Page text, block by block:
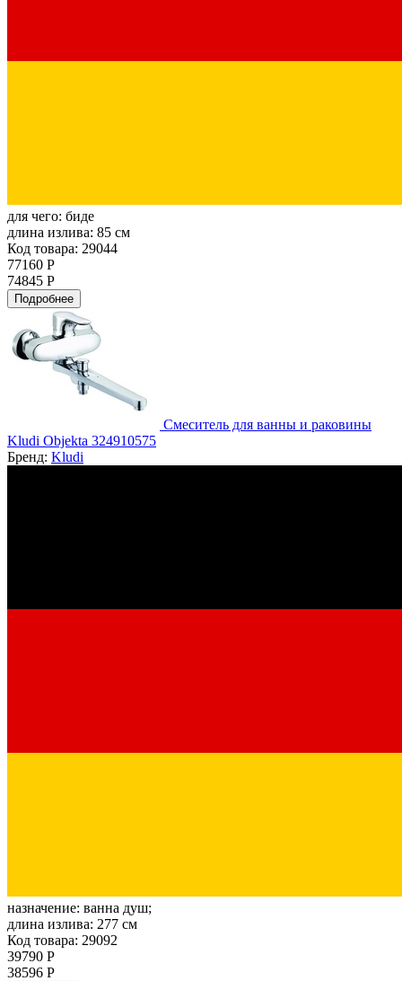
для чего: биде
длина излива: 85 см
Код товара: 29044
77160 Р
74845 Р
Подробнее
Смеситель для ванны и раковины
Kludi Objekta 324910575
Бренд: Kludi
назначение: ванна душ;
длина излива: 277 см
Код товара: 29092
39790 Р
38596 Р